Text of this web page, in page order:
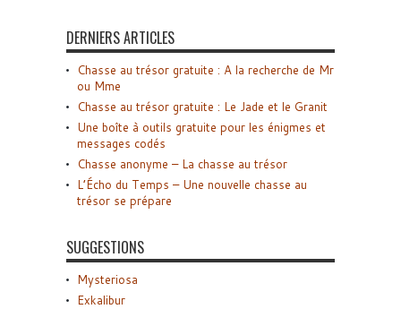
DERNIERS ARTICLES
Chasse au trésor gratuite : A la recherche de Mr
ou Mme
Chasse au trésor gratuite : Le Jade et le Granit
Une boîte à outils gratuite pour les énigmes et
messages codés
Chasse anonyme – La chasse au trésor
L’Écho du Temps – Une nouvelle chasse au
trésor se prépare
SUGGESTIONS
Mysteriosa
Exkalibur